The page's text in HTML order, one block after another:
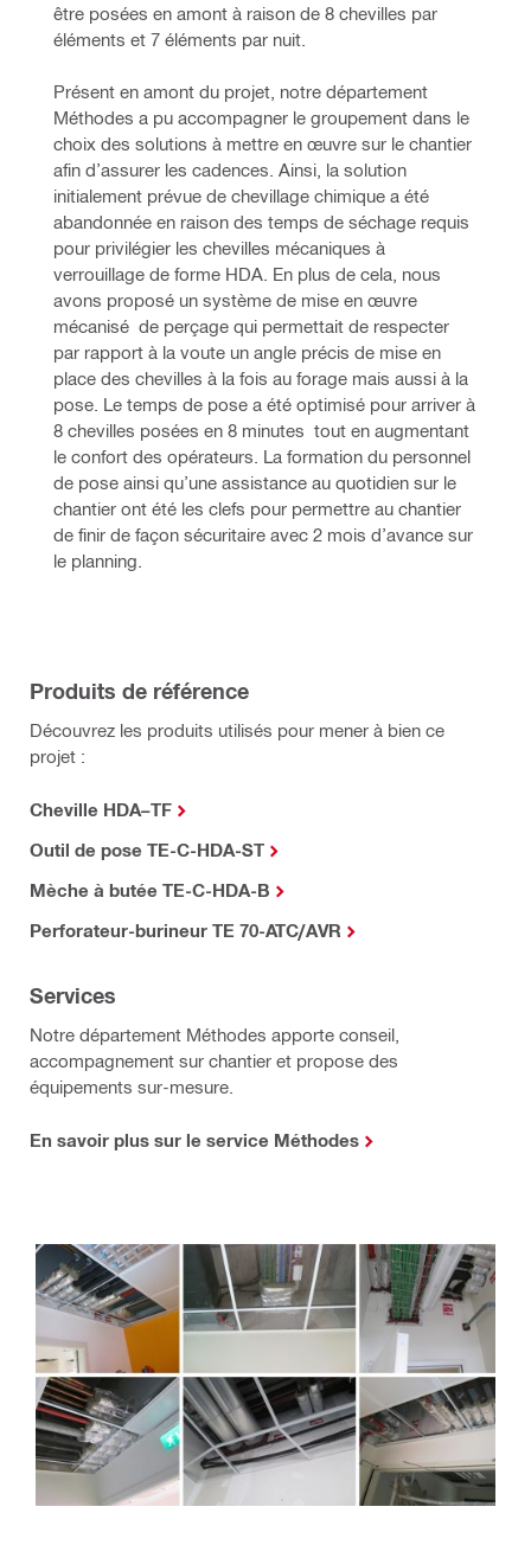
être posées en amont à raison de 8 chevilles par
éléments et 7 éléments par nuit.
Présent en amont du projet, notre département
Méthodes a pu accompagner le groupement dans le
choix des solutions à mettre en œuvre sur le chantier
afin d’assurer les cadences. Ainsi, la solution
initialement prévue de chevillage chimique a été
abandonnée en raison des temps de séchage requis
pour privilégier les chevilles mécaniques à
verrouillage de forme HDA. En plus de cela, nous
avons proposé un système de mise en œuvre
mécanisé  de perçage qui permettait de respecter
par rapport à la voute un angle précis de mise en
place des chevilles à la fois au forage mais aussi à la
pose. Le temps de pose a été optimisé pour arriver à
8 chevilles posées en 8 minutes  tout en augmentant
le confort des opérateurs. La formation du personnel
de pose ainsi qu’une assistance au quotidien sur le
chantier ont été les clefs pour permettre au chantier
de finir de façon sécuritaire avec 2 mois d’avance sur
le planning.
Produits de référence
Découvrez les produits utilisés pour mener à bien ce
projet :
Cheville HDA–TF
Outil de pose TE-C-HDA-ST
Mèche à butée TE-C-HDA-B
Perforateur-burineur TE 70-ATC/AVR
Services
Notre département Méthodes apporte conseil,
accompagnement sur chantier et propose des
équipements sur-mesure.
En savoir plus sur le service Méthodes